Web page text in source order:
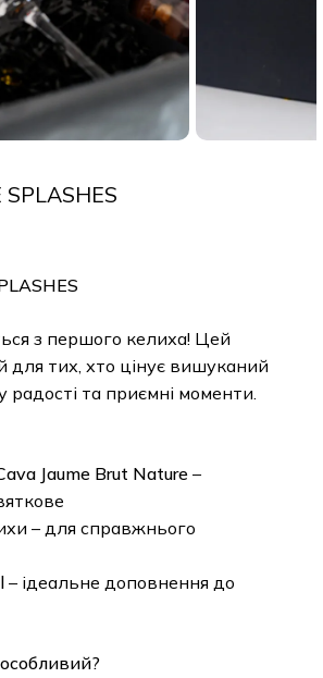
з першого келиха! Цей
для тих, хто цінує вишуканий
радості та приємні моменти.
Jaume Brut Nature–
– для справжнього
– ідеальне доповнення до